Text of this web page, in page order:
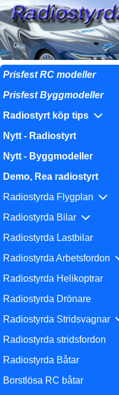
Prisfest RC modeller
Prisfest Byggmodeller
Radiostyrt köp tips
Nytt - Radiostyrt
Nytt - Byggmodeller
Demo, Rea radiostyrt
Radiostyrda Flygplan
Radiostyrda Bilar
Radiostyrda Lastbilar
Radiostyrda Arbetsfordon
Radiostyrda Helikoptrar
Radiostyrda Drönare
Radiostyrda Stridsvagnar
Radiostyrda stridsfordon
Radiostyrda Båtar
Borstlösa RC båtar